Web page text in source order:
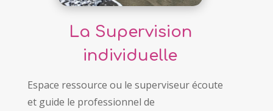
La Supervision
individuelle
Espace ressource ou le superviseur écoute
et guide le professionnel de